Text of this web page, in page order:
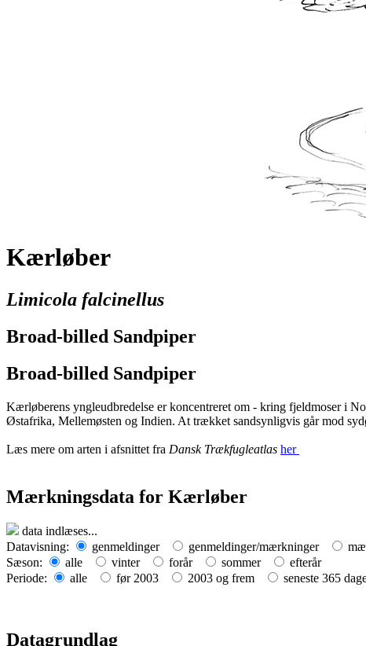
Kærløber
Limicola falcinellus
Broad-billed Sandpiper
Broad-billed Sandpiper
Kærløberens yngleudbredelse er koncentreret om - kring fjeldmoser i
Østafrika, Mellemøsten og Indien. At trækket sandsynligvis går mod
Læs mere om arten i afsnittet fra Dansk Trækfugleatlas her
Mærkningsdata for Kærløber
+
−
data indlæses...
Datavisning:
genmeldinger genmeldinger/mærkninger
Sæson:
alle vinter forår sommer
efterår
Periode:
alle før 2003 2003 og frem seneste 365
Datagrundlag